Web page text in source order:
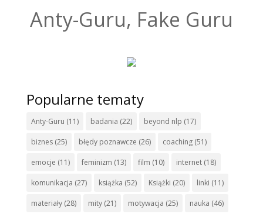
Anty-Guru, Fake Guru
Popularne tematy
Anty-Guru (11) badania (22) beyond nlp (17)
biznes(25) błędy poznawcze (26) coaching(51)
emocje (11) feminizm (13) film (10) internet(18)
komunikacja (27) książka (52) Książki (20) linki (11)
materiały(28) mity(21) motywacja (25) nauka (46)